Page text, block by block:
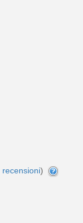
recensioni)